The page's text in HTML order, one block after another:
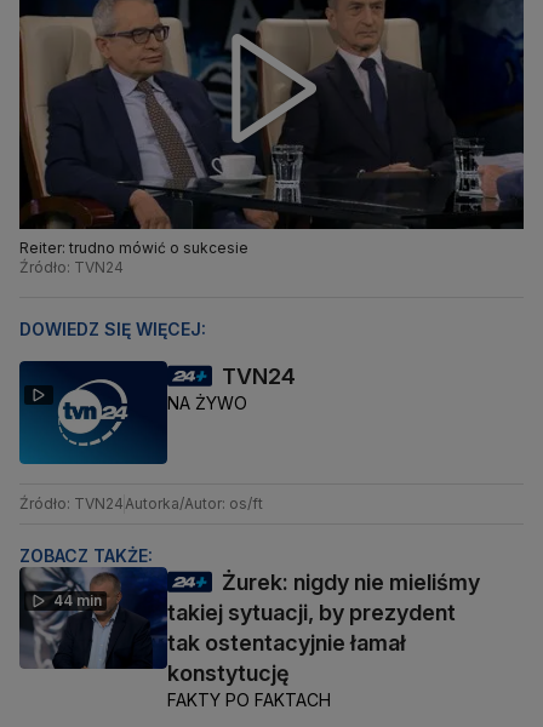
Reiter: trudno mówić o sukcesie
Źródło: TVN24
DOWIEDZ SIĘ WIĘCEJ:
TVN24
NA ŻYWO
Źródło: TVN24 Autorka/Autor: os/ft
ZOBACZ TAKŻE:
44 min
Żurek: nigdy nie mieliśmy
takiej sytuacji, by prezydent
tak ostentacyjnie łamał
konstytucję
FAKTY PO FAKTACH